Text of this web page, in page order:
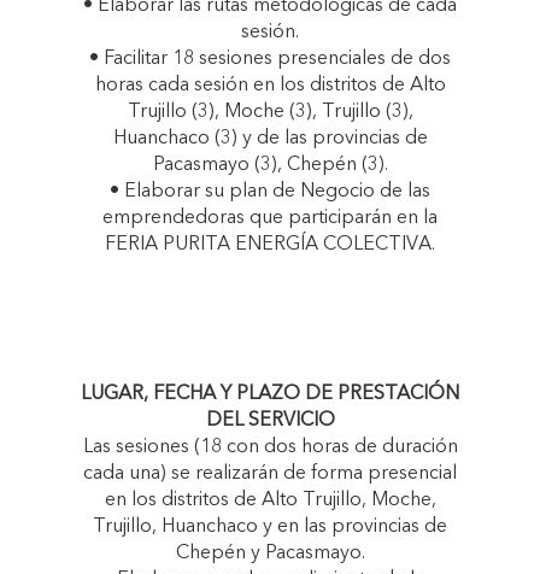
• Elaborar las rutas metodológicas de cada
sesión.
• Facilitar 18 sesiones presenciales de dos
horas cada sesión en los distritos de Alto
Trujillo (3), Moche (3), Trujillo (3),
Huanchaco (3) y de las provincias de
Pacasmayo (3), Chepén (3).
• Elaborar su plan de Negocio de las
emprendedoras que participarán en la
FERIA PURITA ENERGÍA COLECTIVA.
LUGAR, FECHA Y PLAZO DE PRESTACIÓN
DEL SERVICIO
Las sesiones (18 con dos horas de duración
cada una) se realizarán de forma presencial
en los distritos de Alto Trujillo, Moche,
Trujillo, Huanchaco y en las provincias de
Chepén y Pacasmayo.